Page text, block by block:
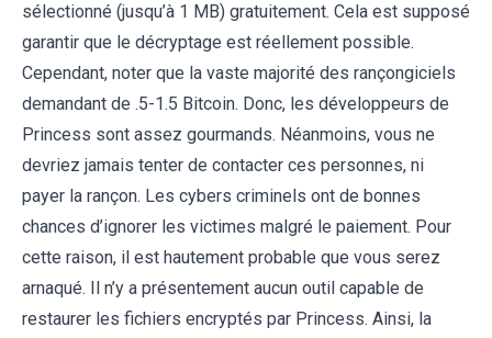
sélectionné (jusqu’à 1 MB) gratuitement. Cela est supposé
garantir que le décryptage est réellement possible.
Cependant, noter que la vaste majorité des rançongiciels
demandant de .5-1.5 Bitcoin. Donc, les développeurs de
Princess sont assez gourmands. Néanmoins, vous ne
devriez jamais tenter de contacter ces personnes, ni
payer la rançon. Les cybers criminels ont de bonnes
chances d’ignorer les victimes malgré le paiement. Pour
cette raison, il est hautement probable que vous serez
arnaqué. Il n’y a présentement aucun outil capable de
restaurer les fichiers encryptés par Princess. Ainsi, la